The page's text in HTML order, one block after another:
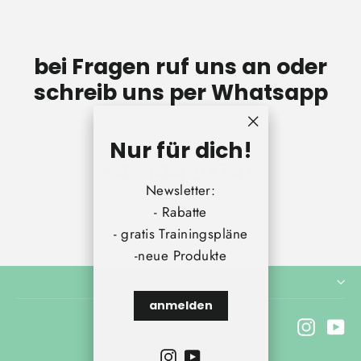
Nur für dich!
Newsletter:
- Rabatte
- gratis Trainingspläne
-neue Produkte
anmelden
Instagram
YouTube
bei Fragen ruf uns an oder
schreib uns per Whatsapp